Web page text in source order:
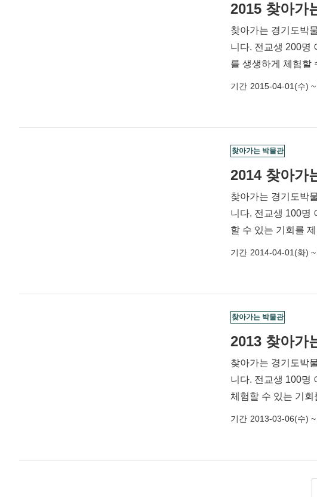
2015 찾아가
찾아가는 경기도박
니다. 전교생 200명
를 생생하게 체험할
기간 2015-04-01(수)
찾아가는 박물관
2014 찾아가
찾아가는 경기도박
니다. 전교생 100명 이하의 소규모 초등학교, 특수학급, 사회복지시설, 지역축제 등을 방문하여 우리의 역사와 문화를 생생하게 체험
할 수 있는 기회를
기간 2014-04-01(화)
찾아가는 박물관
2013 찾아가
찾아가는 경기도박
니다. 전교생 100명
체험할 수 있는 기
기간 2013-03-06(수)